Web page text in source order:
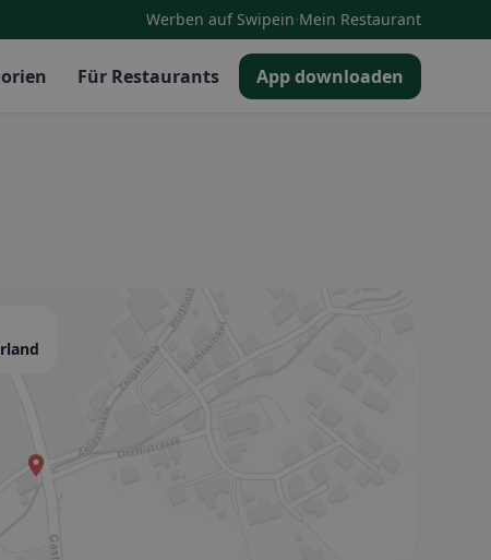
Werben auf Swipein·Mein Restaurant
Für Restaurants App downloaden